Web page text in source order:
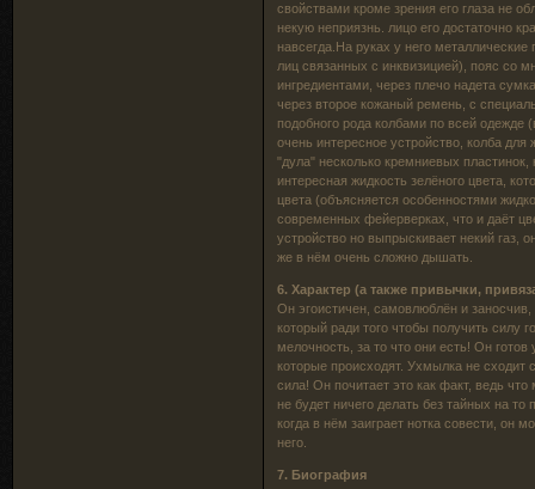
свойствами кроме зрения его глаза не
некую неприязнь. лицо его достаточно
навсегда.На руках у него
лиц связанных с инквизицией), пояс со
ингредиентами, через плечо надета
через второе кожаный ремень, с
подобного рода колбами по всей
очень интересное устройство, колба
"дула" несколько кремниевых
интересная жидкость зелёного цвета,
цвета (объясняется особенностями
современных фейерверках, что и даёт
устройство но выпрыскивает некий газ,
же в нём очень сложно дышать.
6. Характер (а также привычки,
Он эгоистичен, самовлюблён и
который ради того чтобы получить силу
мелочность, за то что они есть! Он
которые происходят. Ухмылка не сходит
сила! Он почитает это как факт, ведь
не будет ничего делать без тайных на
когда в нём заиграет нотка совести, он
него.
7. Биография